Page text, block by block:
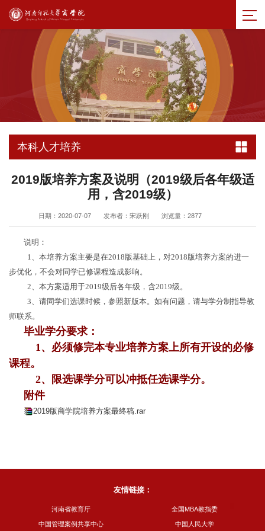
本科人才培养
2019版培养方案及说明（2019级后各年级适
用，含2019级）
日期：2020-07-07 发布者：宋跃刚 浏览量： 2877
说明：
1
、本培养方案主要是在2018 版基础上，对2018 版培养方案的进一
步优化，不会对同学已修课程造成影响。
2 、本方案适用于2019级后各年级，含2019级。
3 、请同学们选课时候，参照新版本。如有问题，请与学分制指导教
师联系。
毕业学分要求：
1 、必须修完本专业培养方案上所有开设的必修
课程。
2、限选课学分可以冲抵任选课学分。
附件
2019版商学院培养方案最终稿.rar
友情链接：
河南省教育厅 全国MBA教指委
中国管理案例共享中心 中国人民大学